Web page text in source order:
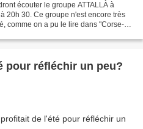
écouter le groupe ATTALLÀ à
20h 30. Ce groupe n'est encore très
comme on a pu le lire dans "Corse-
Et si on profitait de l'été pour réfléchir un peu?